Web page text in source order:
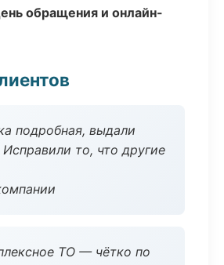
обращения и онлайн-
подробная, выдали
Исправили то, что другие
ТО — чётко по